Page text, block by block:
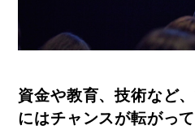
資金や教育、技術など
にはチャンスが転がって